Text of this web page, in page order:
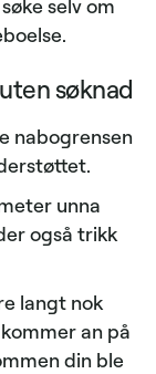
selv om
søknad
nabogrensen
unna
også trikk
langt nok
an på
din ble